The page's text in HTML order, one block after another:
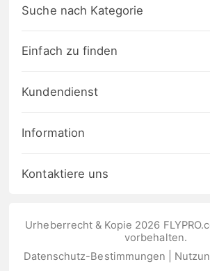
Suche nach Kategorie
Einfach zu finden
Kundendienst
Information
Kontaktiere uns
Urheberrecht & Kopie 2026
vorbehalten.
Datenschutz-Bestimmungen